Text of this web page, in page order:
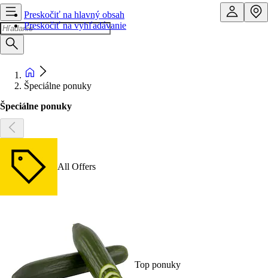
Preskočiť na hlavný obsah
Preskočiť na vyhľadávanie
Špeciálne ponuky
Špeciálne ponuky
All Offers
Top ponuky